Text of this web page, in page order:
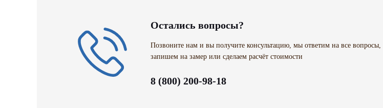
Остались вопросы?
Позвоните нам и вы получите консультацию, мы ответим на все вопросы,
запишем на замер или сделаем расчёт стоимости
8 (800) 200-98-18